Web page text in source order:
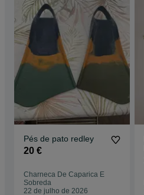
Pés de pato redley
20 €
Charneca De Caparica E
Sobreda
22 de julho de 2026